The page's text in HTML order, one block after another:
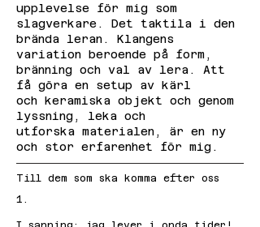
upplevelse för mig som
slagverkare. Det taktila i den
brända leran. Klangens
variation beroende på form,
bränning och val av lera. Att
få göra en setup av kärl
och keramiska objekt och genom
lyssning, leka och
utforska materialen, är en ny
och stor erfarenhet för mig.
Till dem som ska komma efter oss
1.